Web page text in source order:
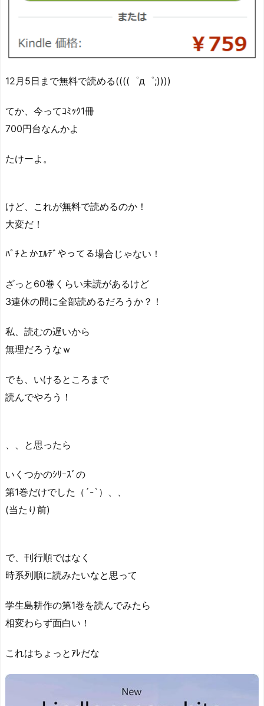
12月5日まで無料で読める((((゜д゜;))))
てか、今ってｺﾐｯｸ1冊
700円台なんかよ
たけーよ。
けど、これが無料で読めるのか！
大変だ！
ﾊﾟﾁとかｴﾙﾃﾞやってる場合じゃない！
ざっと60巻くらい未読があるけど
3連休の間に全部読めるだろうか？！
私、読むの遅いから
無理だろうなｗ
でも、いけるところまで
読んでやろう！
、、と思ったら
いくつかのｼﾘｰｽﾞの
第1巻だけでした（´-`）、、
(当たり前)
で、刊行順ではなく
時系列順に読みたいなと思って
学生島耕作の第1巻を読んでみたら
相変わらず面白い！
これはちょっとｱﾚだな